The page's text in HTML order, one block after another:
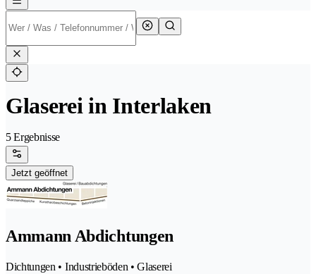
Glaserei in Interlaken
5 Ergebnisse
Jetzt geöffnet
Ammann Abdichtungen
Dichtungen • Industrieböden • Glaserei